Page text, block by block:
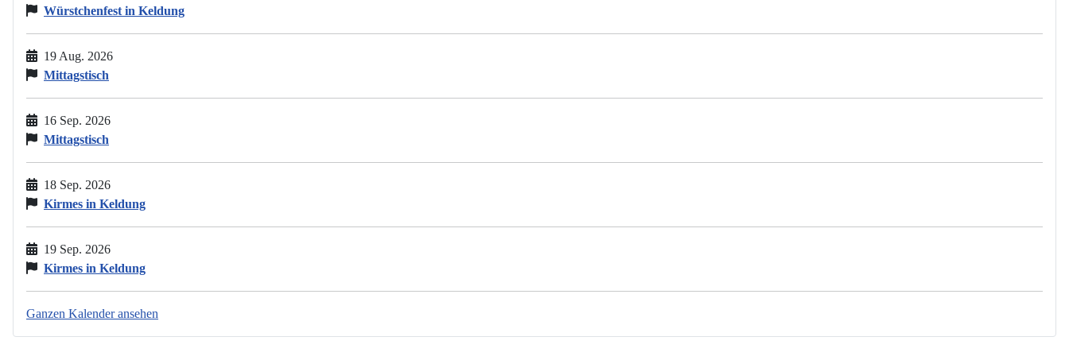
Würstchenfest in Keldung
19 Aug. 2026
Mittagstisch
16 Sep. 2026
Mittagstisch
18 Sep. 2026
Kirmes in Keldung
19 Sep. 2026
Kirmes in Keldung
Ganzen Kalender ansehen